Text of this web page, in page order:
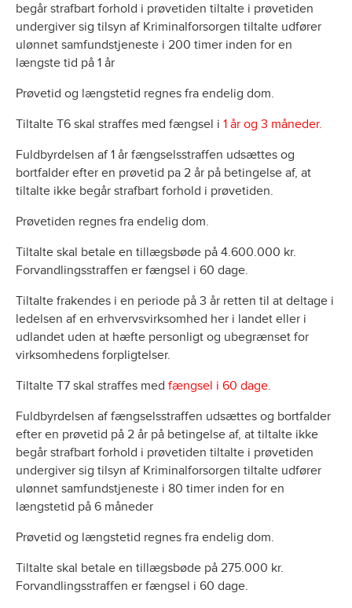
begår strafbart forhold i prøvetiden tiltalte i prøvetiden
undergiver sig tilsyn af Kriminalforsorgen tiltalte udfører
ulønnet samfundstjeneste i 200 timer inden for en
længste tid på 1 år
Prøvetid og længstetid regnes fra endelig dom.
Tiltalte T6 skal straffes med fængsel i 1 år og 3 måneder.
Fuldbyrdelsen af 1 år fængselsstraffen udsættes og
bortfalder efter en prøvetid pa 2 år på betingelse af, at
tiltalte ikke begår strafbart forhold i prøvetiden.
Prøvetiden regnes fra endelig dom.
Tiltalte skal betale en tillægsbøde på 4.600.000 kr.
Forvandlingsstraffen er fængsel i 60 dage.
Tiltalte frakendes i en periode på 3 år retten til at deltage i
ledelsen af en erhvervsvirksomhed her i landet eller i
udlandet uden at hæfte personligt og ubegrænset for
virksomhedens forpligtelser.
Tiltalte T7 skal straffes med fængsel i 60 dage.
Fuldbyrdelsen af fængselsstraffen udsættes og bortfalder
efter en prøvetid på 2 år på betingelse af, at tiltalte ikke
begår strafbart forhold i prøvetiden tiltalte i prøvetiden
undergiver sig tilsyn af Kriminalforsorgen tiltalte udfører
ulønnet samfundstjeneste i 80 timer inden for en
længstetid på 6 måneder
Prøvetid og længstetid regnes fra endelig dom.
Tiltalte skal betale en tillægsbøde på 275.000 kr.
Forvandlingsstraffen er fængsel i 60 dage.